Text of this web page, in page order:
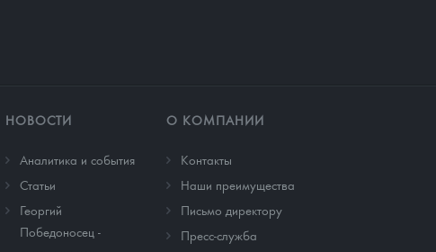
НОВОСТИ
Аналитика и события
Cтатьи
Георгий
Победоносец -
О КОМПАНИИ
Контакты
Наши преимущества
Письмо директору
Пресс-служба